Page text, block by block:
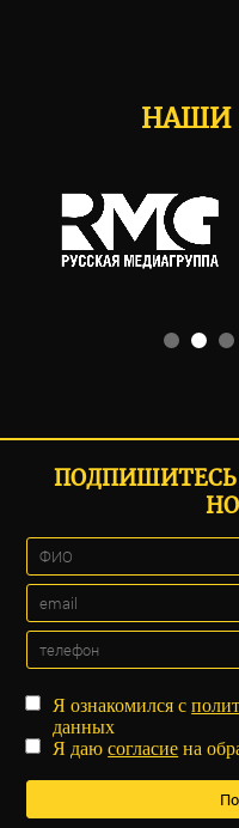
НАШИ
Я ознакомился с
данных
Я даюсогласие на